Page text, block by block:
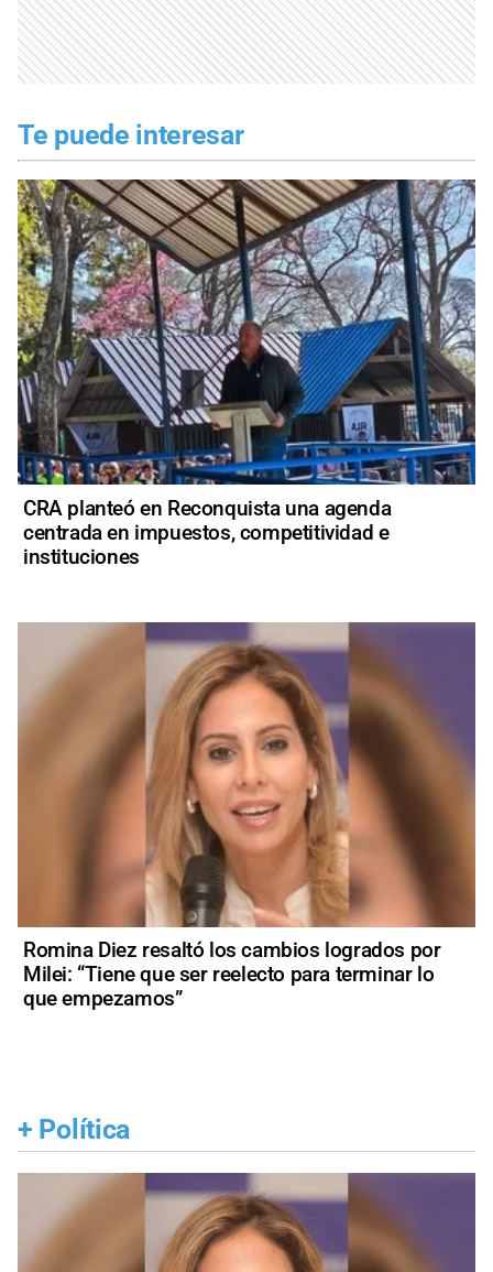
Te puede interesar
CRA planteó en Reconquista una agenda
centrada en impuestos, competitividad e
instituciones
Romina Diez resaltó los cambios logrados por
Milei: “Tiene que ser reelecto para terminar lo
que empezamos”
+ Política